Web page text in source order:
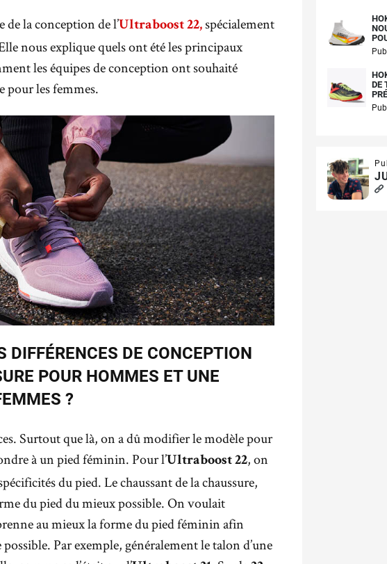
de la conception de l’Ultraboost 22, spécialement
nous explique quels ont été les principaux
les équipes de conception ont souhaité
pour les femmes.
DIFFÉRENCES DE CONCEPTION
POUR HOMMES ET UNE
?
Surtout que là, on a dû modifier le modèle pour
à un pied féminin. Pour l’Ultraboost 22, on
du pied. Le chaussant de la chaussure,
du pied du mieux possible. On voulait
au mieux la forme du pied féminin afin
Par exemple, généralement le talon d’une
DE